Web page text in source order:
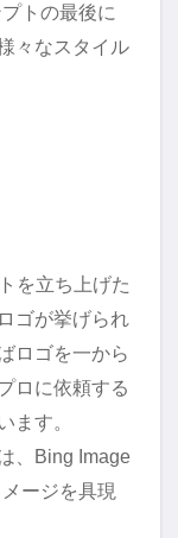
トの最後に
々なスタイル
を立ち上げた
ゴが挙げられ
ロゴを一から
ロに依頼する
ます。
、Bing Image
ージを具現